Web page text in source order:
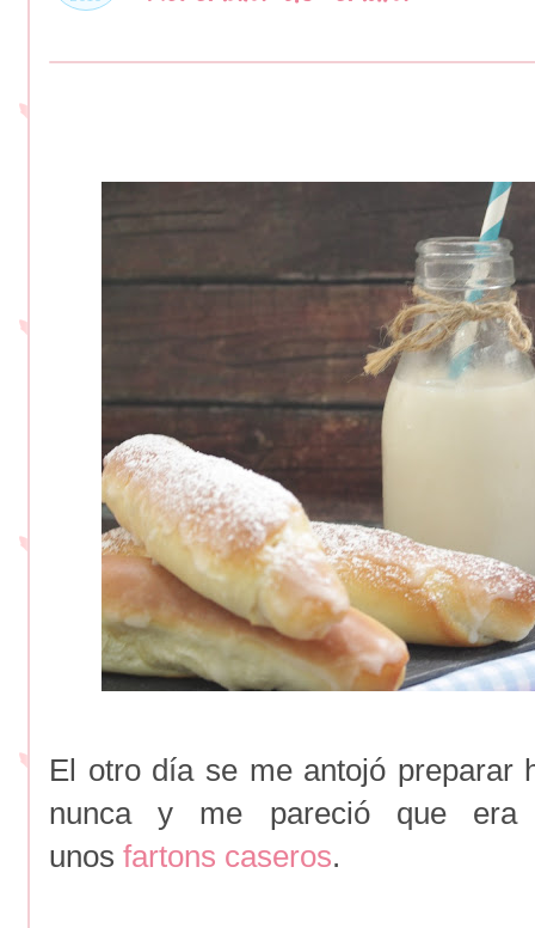
El otro día se me antojó preparar
nunca y me pareció que era
unos fartons caseros.